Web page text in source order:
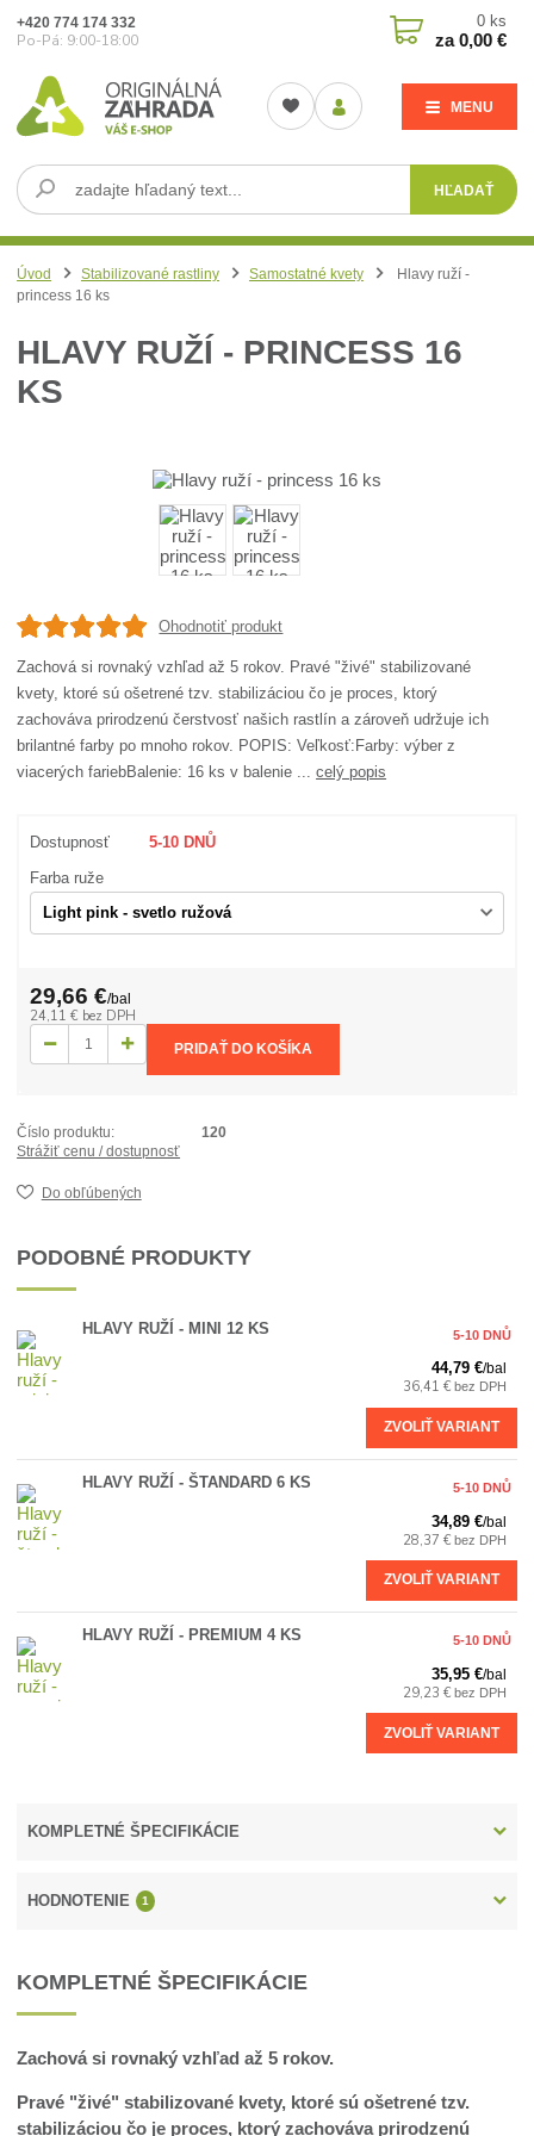
MENU
HĽADAŤ
+420 774 174 332
Po-Pá: 9:00-18:00
0 ks
za0,00 €
Úvod Stabilizované rastliny Samostatné kvety
Hlavy ruží -
princess 16 ks
HLAVY RUŽÍ - PRINCESS 16
KS
Ohodnotiť produkt
Zachová si rovnaký vzhľad až 5 rokov. Pravé "živé" stabilizované
kvety, ktoré sú ošetrené tzv. stabilizáciou čo je proces, ktorý
zachováva prirodzenú čerstvosť našich rastlín a zároveň udržuje ich
brilantné farby po mnoho rokov. POPIS: Veľkosť:Farby: výber z
viacerých fariebBalenie: 16 ks v balenie ...celý popis
Dostupnosť 5-10 DNŮ
Farba ruže
29,66 €/bal
24,11 € bez DPH
PRIDAŤ DO KOŠÍKA
Číslo produktu:
120
Strážiť cenu / dostupnosť
Do obľúbených
PODOBNÉ PRODUKTY
HLAVY RUŽÍ - MINI 12 KS
44,79 €/bal
36,41 € bez DPH
5-10 DNŮ
ZVOLIŤ VARIANT
HLAVY RUŽÍ - ŠTANDARD 6 KS
34,89 €/bal
28,37 € bez DPH
5-10 DNŮ
ZVOLIŤ VARIANT
HLAVY RUŽÍ - PREMIUM 4 KS
35,95 €/bal
29,23 € bez DPH
5-10 DNŮ
ZVOLIŤ VARIANT
KOMPLETNÉ ŠPECIFIKÁCIE
HODNOTENIE 1
KOMPLETNÉ ŠPECIFIKÁCIE
Zachová si rovnaký vzhľad až 5 rokov.
Pravé "živé" stabilizované kvety, ktoré sú ošetrené tzv.
stabilizáciou čo je proces, ktorý zachováva prirodzenú